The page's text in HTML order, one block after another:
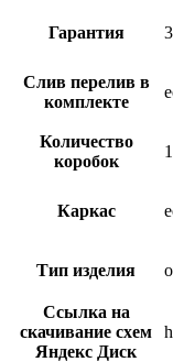
Гарантия
Слив перелив в
комплекте
Количество
коробок
1
Каркас
Тип изделия
Ссылка на
скачивание схем
Яндекс Диск